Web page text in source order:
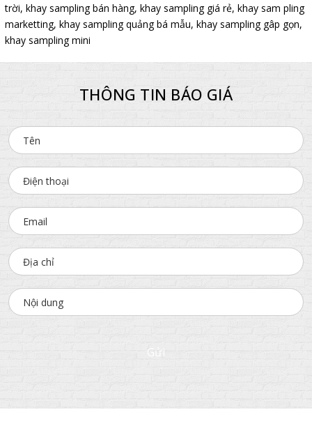
trời, khay sampling bán hàng, khay sampling giá rẻ, khay sam pling
marketting, khay sampling quảng bá mẫu, khay sampling gâp gọn,
khay sampling mini
THÔNG TIN BÁO GIÁ
Gửi